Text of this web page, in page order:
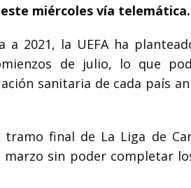
este miércoles vía telemática.
a 2021, la UEFA ha
de julio, lo que
sanitaria de cada país
final de La Liga de
sin poder completar